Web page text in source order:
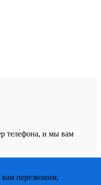
телефона, и мы вам
перезвоним.